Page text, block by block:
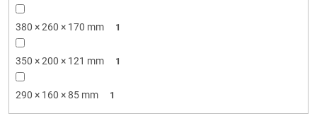
380 × 260 × 170 mm 1
350 × 200 × 121 mm 1
290 × 160 × 85 mm 1